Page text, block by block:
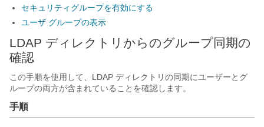
セキュリティグループを有効にする
ユーザ グループの表示
LDAP ディレクトリからのグループ同期の
確認
この手順を使用して、LDAP ディレクトリの同期にユーザーとグ
ループの両方が含まれていることを確認します。
手順